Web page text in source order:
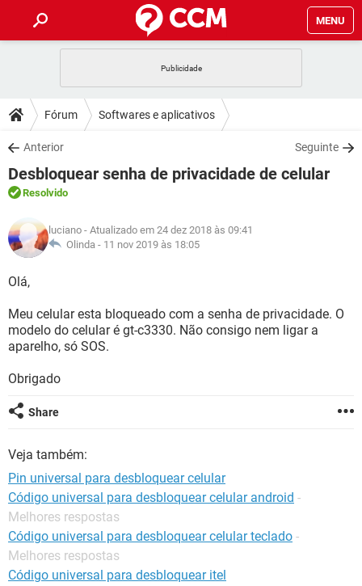
MENU
CELULAR FACEBOOK
OUTLOOK
INSTAGRAM GMAIL
GUIA DE COMPRAS
DICAS
JOGOS WHATSAPP
OUTLOOK
GUIA DE COMPRAS
DOWNLOADS
JOGOS WHATSAPP
CELULAR
OUTLOOK EXCEL
INSTAGRAM
GUIA DE COMPRAS
FÓRUM
CELULAR FACEBOOK
GUIA DE COMPRAS
GLOSSÁRIO
JOGOS
CELULAR
OUTLOOK EXCEL
INSTAGRAM
Fórum Softwares e aplicativos
Anterior Seguinte
Desbloquear senha de privacidade de celular
Resolvido
luciano - Atualizado em 24 dez 2018 às 09:41
Olinda - 11 nov 2019 às 18:05
Olá,
Meu celular esta bloqueado com a senha de privacidade. O
modelo do celular é gt-c3330. Não consigo nem ligar a
aparelho, só SOS.
Obrigado
Share
Veja também:
Pin universal para desbloquear celular
Código universal para desbloquear celular android -
Melhores respostas
Código universal para desbloquear celular teclado -
Melhores respostas
Código universal para desbloquear itel